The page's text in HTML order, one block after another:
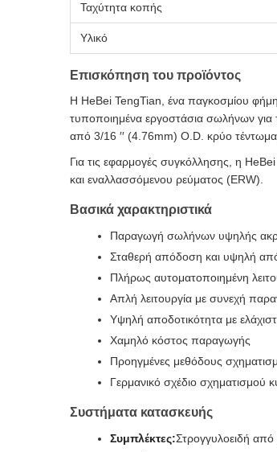
Ταχύτητα κοπής
Υλικό
Επισκόπηση του προϊόντος
Η HeBei TengTian, ένα παγκοσμίου
τυποποιημένα εργοστάσια σωλήνων για
από 3/16 ′′ (4.76mm) O.D. κρύο
Για τις εφαρμογές συγκόλλησης, η
και εναλλασσόμενου ρεύματος (ERW).
Βασικά χαρακτηριστικά
Παραγωγή σωλήνων υψηλής
Σταθερή απόδοση και υψηλή
Πλήρως αυτοματοποιημένη
Απλή λειτουργία με συνεχή
Υψηλή αποδοτικότητα με
Χαμηλό κόστος παραγωγής
Προηγμένες μεθόδους
Γερμανικό σχέδιο σχηματισμού
Συστήματα κατασκευής
Συμπλέκτες:Στρογγυλοειδή